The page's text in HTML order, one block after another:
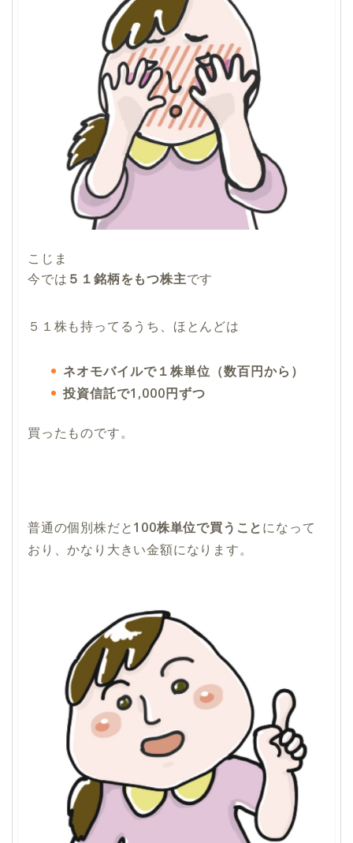
こじま
今では ５１銘柄をもつ株主です
５１株も持ってるうち、ほとんどは
ネオモバイルで１株単位（数百円から）
投資信託で1,000円ずつ
買ったものです。
普通の個別株だと100株単位で買うことになって
おり、かなり大きい金額になります。